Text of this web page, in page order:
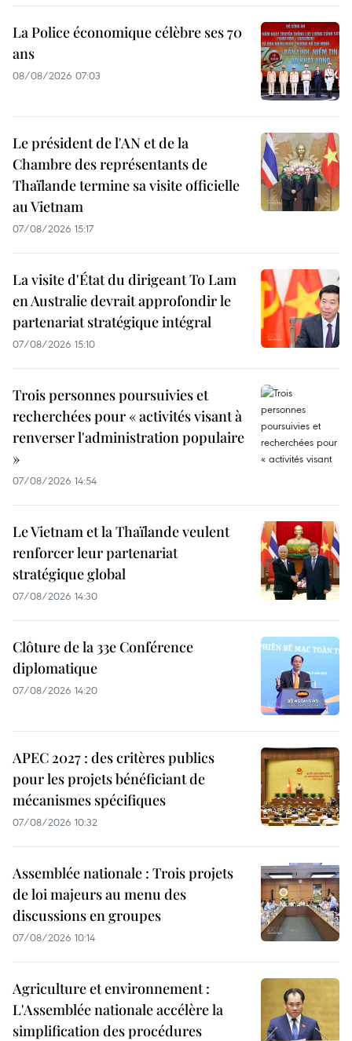
La Police économique célèbre ses 70
ans
08/08/2026 07:03
Le président de l'AN et de la
Chambre des représentants de
Thaïlande termine sa visite officielle
au Vietnam
07/08/2026 15:17
La visite d'État du dirigeant To Lam
en Australie devrait approfondir le
partenariat stratégique intégral
07/08/2026 15:10
Trois personnes poursuivies et
recherchées pour « activités visant à
renverser l'administration populaire
»
07/08/2026 14:54
Le Vietnam et la Thaïlande veulent
renforcer leur partenariat
stratégique global
07/08/2026 14:30
Clôture de la 33e Conférence
diplomatique
07/08/2026 14:20
APEC 2027 : des critères publics
pour les projets bénéficiant de
mécanismes spécifiques
07/08/2026 10:32
Assemblée nationale : Trois projets
de loi majeurs au menu des
discussions en groupes
07/08/2026 10:14
Agriculture et environnement :
L'Assemblée nationale accélère la
simplification des procédures